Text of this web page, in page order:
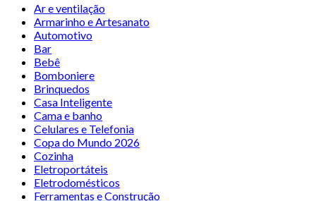
Ar e ventilação
Armarinho e Artesanato
Automotivo
Bar
Bebê
Bomboniere
Brinquedos
Casa Inteligente
Cama e banho
Celulares e Telefonia
Copa do Mundo 2026
Cozinha
Eletroportáteis
Eletrodomésticos
Ferramentas e Construção